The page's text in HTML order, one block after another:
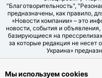
"Благотворительность",
предназначены, как правило,
«Новости компании» – это
новости, события и
базирующиеся на
за которые редакция не несет
Украина»
© LLC "UBT
Мы используем cookies